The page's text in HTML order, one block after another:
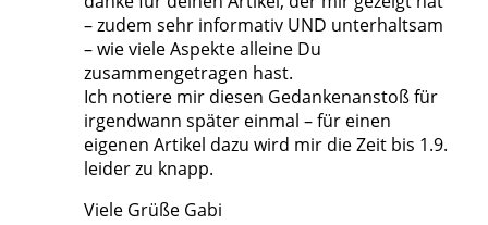
– zudem sehr informativ UND unterhaltsam
– wie viele Aspekte alleine Du
zusammengetragen hast.
Ich notiere mir diesen Gedankenanstoß für
irgendwann später einmal – für einen
eigenen Artikel dazu wird mir die Zeit bis 1.9.
leider zu knapp.
Viele Grüße Gabi